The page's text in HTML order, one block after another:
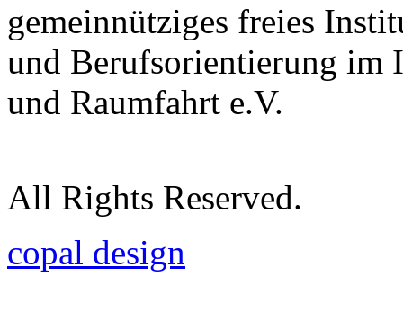
gemeinnütziges freies
und Berufsorientierung im
und Raumfahrt e.V.
All Rights Reserved.
copal design